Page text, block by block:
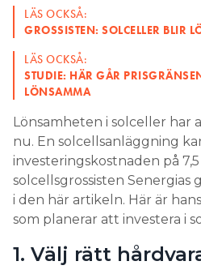
Cells
Det här är numera en
öka effektiviteten i
har en mer avancerad
ytterligare lager på baksidan
absorberar mer fotoner och
effektiviteten. Tekniken
tillverkarna av solpaneler.
slog nyligen
för en monokristallin
PERC-teknik.
LÄS OCKSÅ:
GROSSISTEN: SOLCELLER BLIR
LÄS OCKSÅ:
STUDIE: HÄR GÅR
LÖNSAMMA
Lönsamheten i solceller har
nu. En solcellsanläggning
investeringskostnaden på
solcellsgrossisten
i den här artikeln. Här är
som planerar att investera i
1. Välj rätt